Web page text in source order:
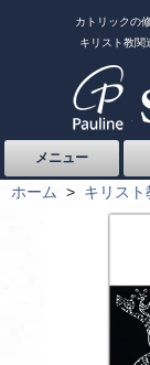
カトリックの
キリスト教関
メニュー
ホーム > キリスト